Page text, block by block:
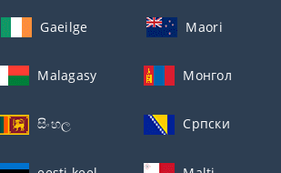
Gaeilge Maori
Malagasy Монгол
සිංහල Српски